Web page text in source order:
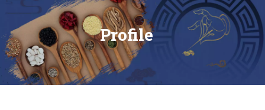
Profile
BEHANDELINGEN
ONS TEAM
TARIEVEN
CONTACT